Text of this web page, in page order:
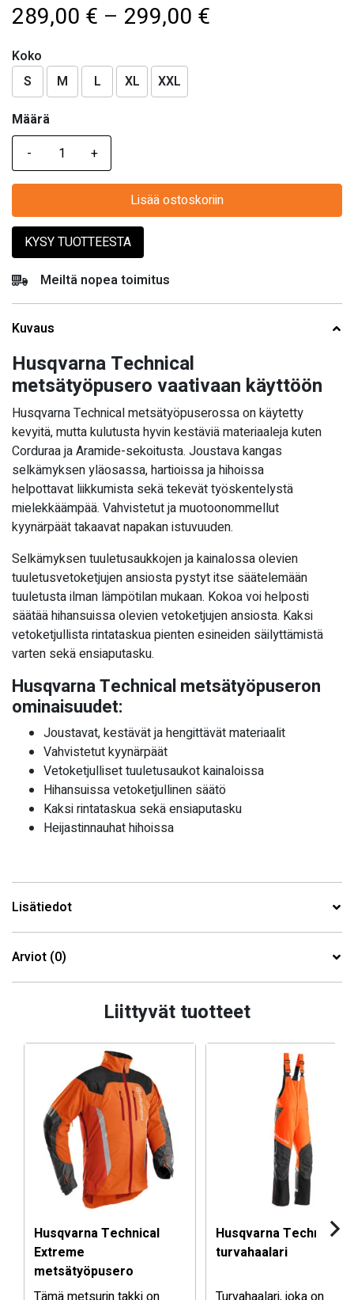
289,00 € – 299,00 €
Koko
S
M L XL
XXL
Määrä
Määrä
Lisää ostoskoriin
KYSY TUOTTEESTA
Meiltä nopea toimitus
Kuvaus
Husqvarna Technical
metsätyöpusero vaativaan käyttöön
Husqvarna Technical metsätyöpuserossa on käytetty
kevyitä, mutta kulutusta hyvin kestäviä materiaaleja kuten
Corduraa ja Aramide-sekoitusta. Joustava kangas
selkämyksen yläosassa, hartioissa ja hihoissa
helpottavat liikkumista sekä tekevät työskentelystä
mielekkäämpää. Vahvistetut ja muotoonommellut
kyynärpäät takaavat napakan istuvuuden.
Selkämyksen tuuletusaukkojen ja kainalossa olevien
tuuletusvetoketjujen ansiosta pystyt itse säätelemään
tuuletusta ilman lämpötilan mukaan. Kokoa voi helposti
säätää hihansuissa olevien vetoketjujen ansiosta. Kaksi
vetoketjullista rintataskua pienten esineiden säilyttämistä
varten sekä ensiaputasku.
Husqvarna Technical metsätyöpuseron
ominaisuudet:
Joustavat, kestävät ja hengittävät materiaalit
Vahvistetut kyynärpäät
Vetoketjulliset tuuletusaukot kainaloissa
Hihansuissa vetoketjullinen säätö
Kaksi rintataskua sekä ensiaputasku
Heijastinnauhat hihoissa
Lisätiedot
Arviot (0)
Liittyvät tuotteet
Husqvarna Technical
Extreme
metsätyöpusero
Husqvarna Technical
turvahaalari